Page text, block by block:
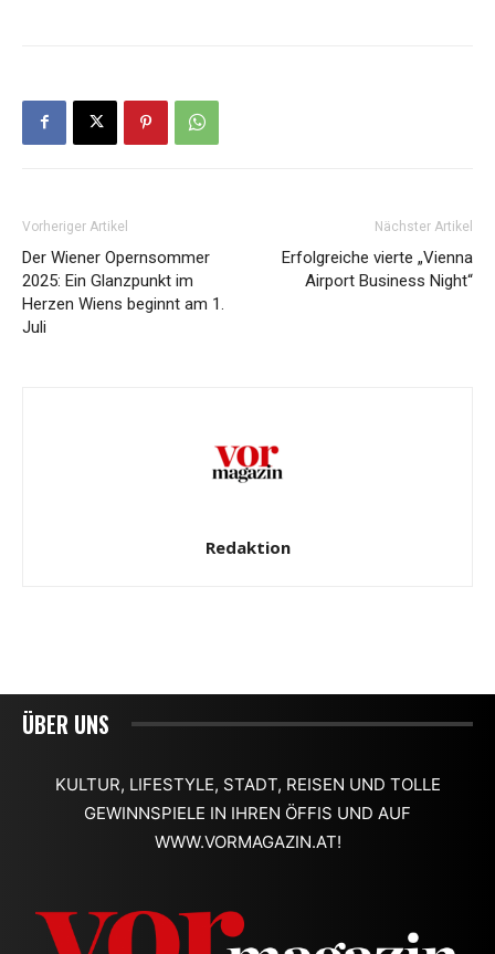
ÜBER UNS
KULTUR, LIFESTYLE, STADT, REISEN UND TOLLE
GEWINNSPIELE IN IHREN ÖFFIS UND AUF
WWW.VORMAGAZIN.AT!